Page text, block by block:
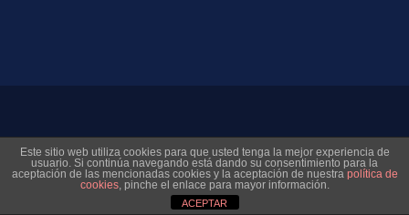
© 2026 Museo Virtual Levante UD. All rights reserved
Este sitio web utiliza cookies para que usted tenga la mejor experiencia de
usuario. Si continúa navegando está dando su consentimiento para la
aceptación de las mencionadas cookies y la aceptación de nuestra política de
cookies, pinche el enlace para mayor información.
ACEPTAR